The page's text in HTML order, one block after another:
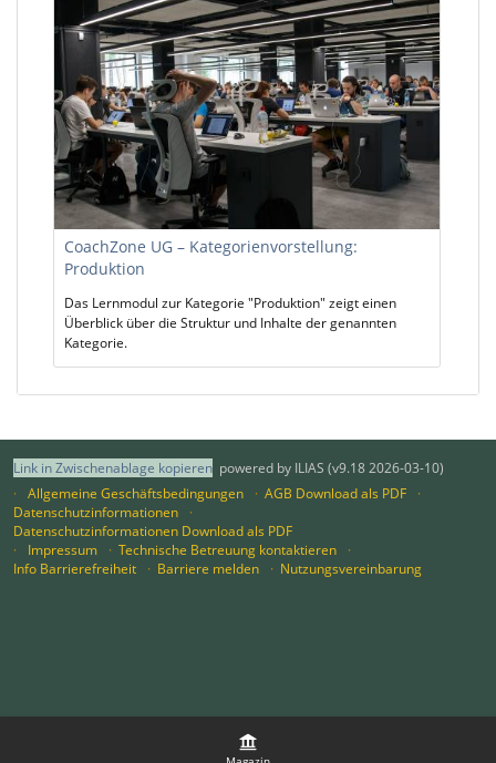
CoachZone UG – Kategorienvorstellung:
Produktion
Das Lernmodul zur Kategorie "Produktion" zeigt einen
Überblick über die Struktur und Inhalte der genannten
Kategorie.
Link in Zwischenablage kopieren powered by ILIAS (v9.18 2026-03-10)
Allgemeine Geschäftsbedingungen
AGB Download als PDF
Datenschutzinformationen
Datenschutzinformationen Download als PDF
Impressum
Technische Betreuung kontaktieren
Info Barrierefreiheit
Barriere melden Nutzungsvereinbarung